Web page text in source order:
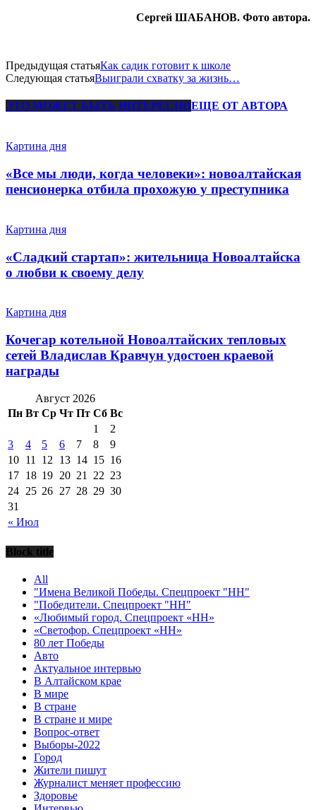
Сергей ШАБАНОВ. Фото автора.
Предыдущая статьяКак садик готовит к школе
Следующая статьяВыиграли схватку за жизнь…
ЭТО МОЖЕТ БЫТЬ ИНТЕРЕСНОЕЩЕ ОТ АВТОРА
Картина дня
«Все мы люди, когда человеки»: новоалтайская
пенсионерка отбила прохожую у преступника
Картина дня
«Сладкий стартап»: жительница Новоалтайска
о любви к своему делу
Картина дня
Кочегар котельной Новоалтайских тепловых
сетей Владислав Кравчун удостоен краевой
награды
Август 2026
Пн Вт Ср Чт Пт Сб Вс
« Июл
1
2
3
4 5 6 7 8
9
10 11 12 13 14 15 16
17 18 19 20 21 22 23
24 25 26 27 28 29 30
31
Block title
All
"Имена Великой Победы. Спецпроект "НН"
"Победители. Спецпроект "НН"
«Любимый город. Спецпроект «НН»
«Светофор. Спецпроект «НН»
80 лет Победы
Авто
Актуальное интервью
В Алтайском крае
В мире
В стране
В стране и мире
Вопрос-ответ
Выборы-2022
Город
Жители пишут
Журналист меняет профессию
Здоровье